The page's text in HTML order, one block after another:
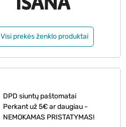
Visi prekės ženklo produktai
DPD siuntų paštomatai
Perkant už 5€ ar daugiau -
NEMOKAMAS PRISTATYMAS!